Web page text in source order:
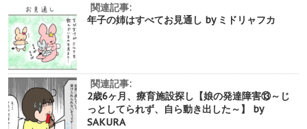
関連記事:
年子の姉はすべてお見通し by ミドリャフカ
関連記事:
2歳6ヶ月、療育施設探し【娘の発達障害⑬～じ
っとしてられず、自ら動き出した～】 by
SAKURA